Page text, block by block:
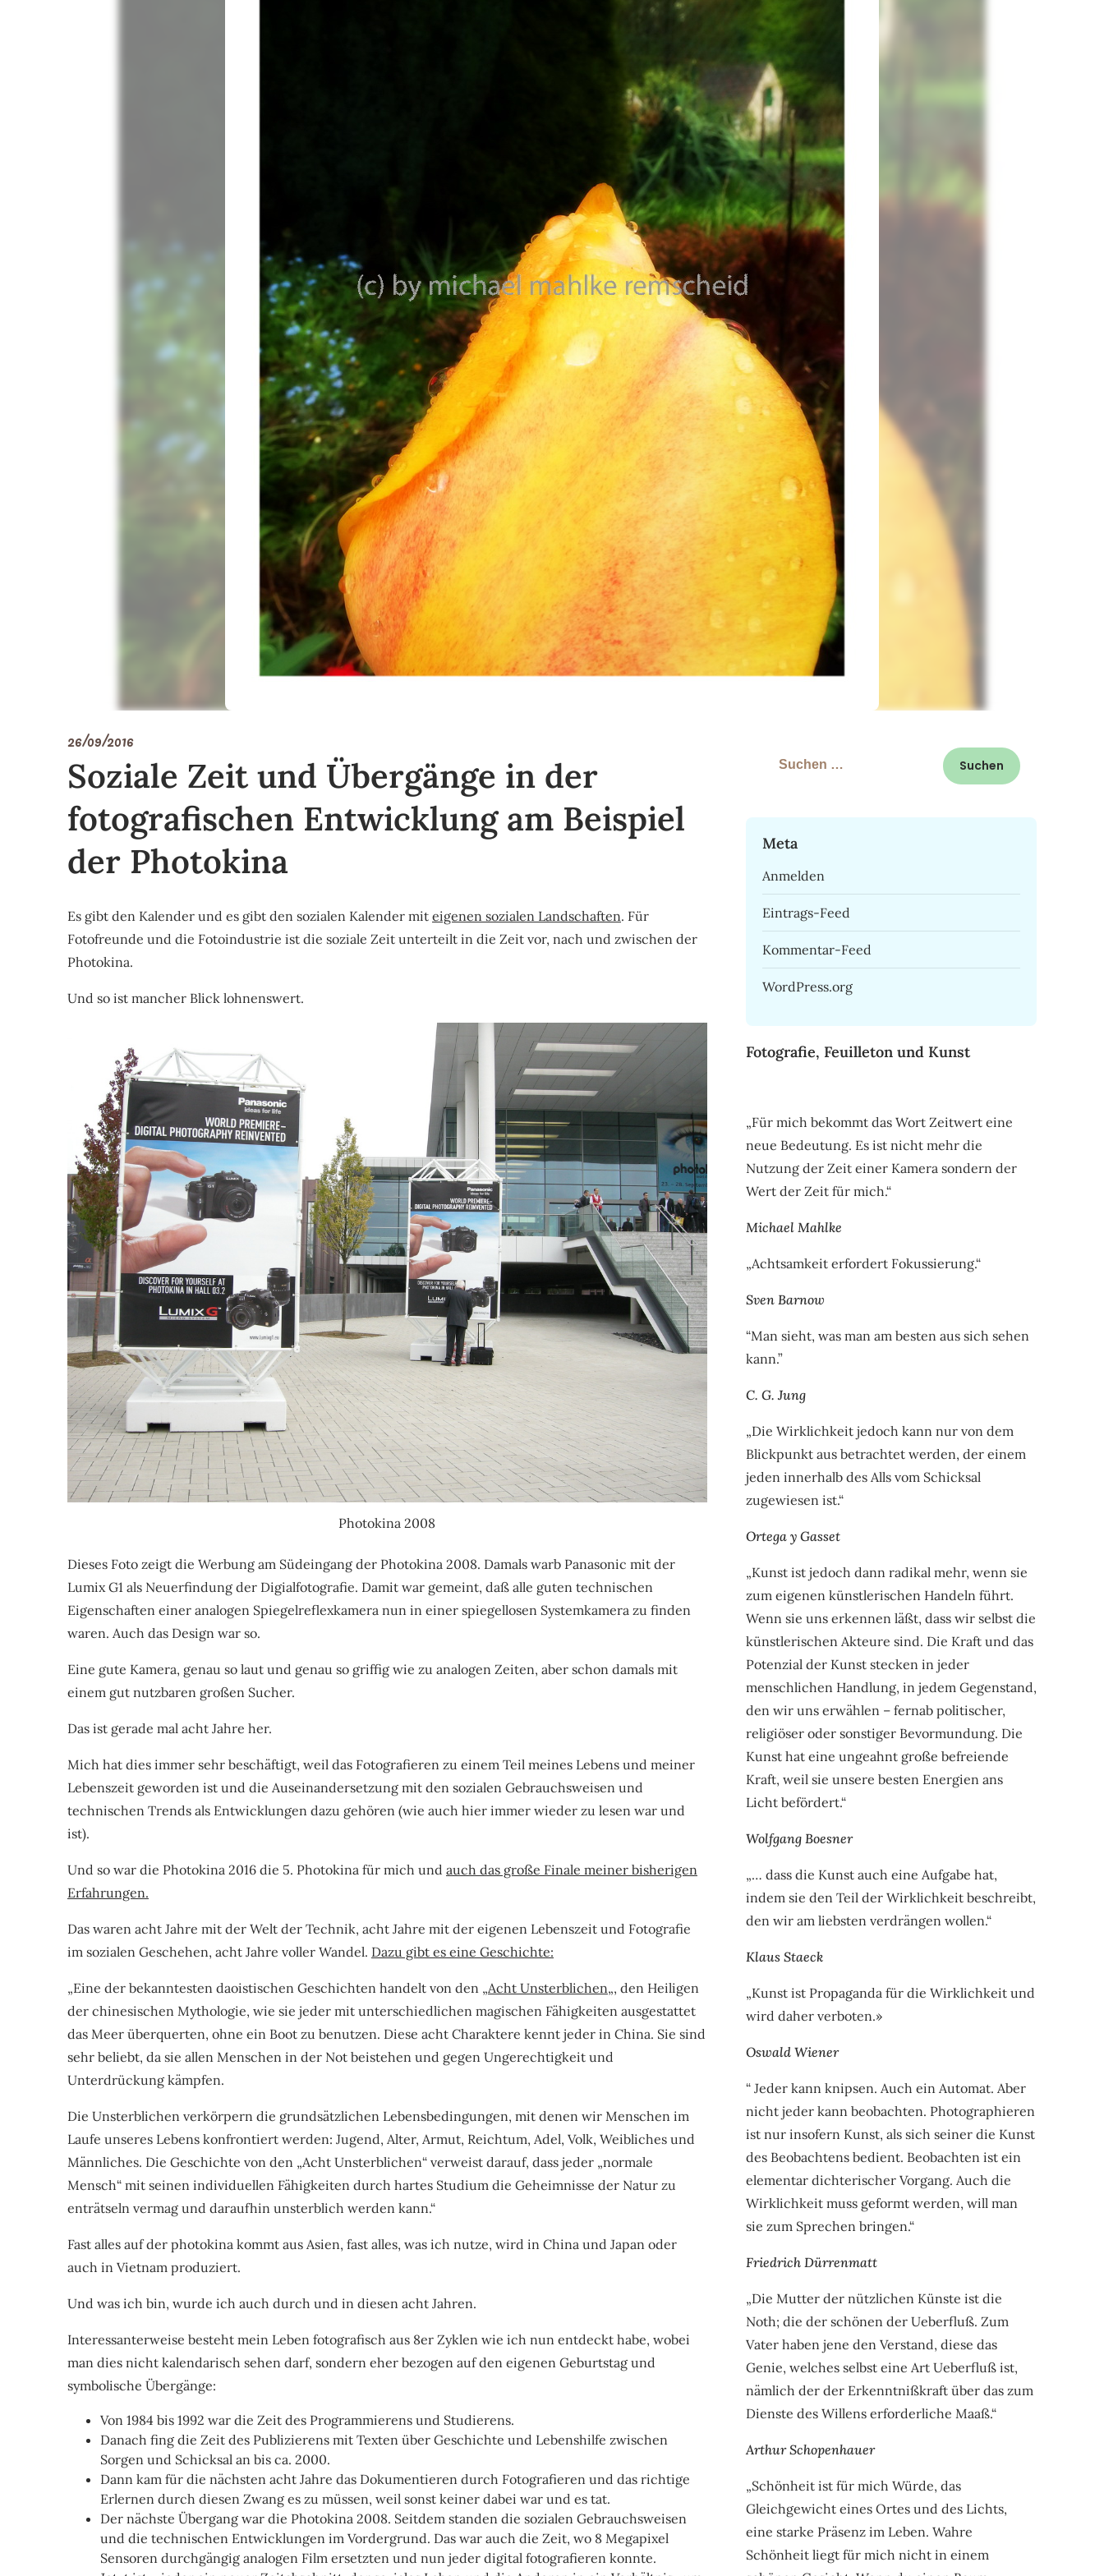
26/09/2016
Soziale Zeit und Übergänge in der
fotografischen Entwicklung am Beispiel
der Photokina
Es gibt den Kalender und es gibt den sozialen Kalender mit eigenen sozialen Landschaften. Für
Fotofreunde und die Fotoindustrie ist die soziale Zeit unterteilt in die Zeit vor, nach und zwischen der
Photokina.
Und so ist mancher Blick lohnenswert.
Photokina 2008
Dieses Foto zeigt die Werbung am Südeingang der Photokina 2008. Damals warb Panasonic mit der
Lumix G1 als Neuerfindung der Digialfotografie. Damit war gemeint, daß alle guten technischen
Eigenschaften einer analogen Spiegelreflexkamera nun in einer spiegellosen Systemkamera zu finden
waren. Auch das Design war so.
Eine gute Kamera, genau so laut und genau so griffig wie zu analogen Zeiten, aber schon damals mit
einem gut nutzbaren großen Sucher.
Das ist gerade mal acht Jahre her.
Mich hat dies immer sehr beschäftigt, weil das Fotografieren zu einem Teil meines Lebens und meiner
Lebenszeit geworden ist und die Auseinandersetzung mit den sozialen Gebrauchsweisen und
technischen Trends als Entwicklungen dazu gehören (wie auch hier immer wieder zu lesen war und
ist).
Und so war die Photokina 2016 die 5. Photokina für mich und auch das große Finale meiner bisherigen
Erfahrungen.
Das waren acht Jahre mit der Welt der Technik, acht Jahre mit der eigenen Lebenszeit und Fotografie
im sozialen Geschehen, acht Jahre voller Wandel. Dazu gibt es eine Geschichte:
„Eine der bekanntesten daoistischen Geschichten handelt von den „Acht Unsterblichen„, den Heiligen
der chinesischen Mythologie, wie sie jeder mit unterschiedlichen magischen Fähigkeiten ausgestattet
das Meer überquerten, ohne ein Boot zu benutzen. Diese acht Charaktere kennt jeder in China. Sie sind
sehr beliebt, da sie allen Menschen in der Not beistehen und gegen Ungerechtigkeit und
Unterdrückung kämpfen.
Die Unsterblichen verkörpern die grundsätzlichen Lebensbedingungen, mit denen wir Menschen im
Laufe unseres Lebens konfrontiert werden: Jugend, Alter, Armut, Reichtum, Adel, Volk, Weibliches und
Männliches. Die Geschichte von den „Acht Unsterblichen“ verweist darauf, dass jeder „normale
Mensch“ mit seinen individuellen Fähigkeiten durch hartes Studium die Geheimnisse der Natur zu
enträtseln vermag und daraufhin unsterblich werden kann.“
Fast alles auf der photokina kommt aus Asien, fast alles, was ich nutze, wird in China und Japan oder
auch in Vietnam produziert.
Und was ich bin, wurde ich auch durch und in diesen acht Jahren.
Interessanterweise besteht mein Leben fotografisch aus 8er Zyklen wie ich nun entdeckt habe, wobei
man dies nicht kalendarisch sehen darf, sondern eher bezogen auf den eigenen Geburtstag und
symbolische Übergänge:
Von 1984 bis 1992 war die Zeit des Programmierens und Studierens.
Danach fing die Zeit des Publizierens mit Texten über Geschichte und Lebenshilfe zwischen
Sorgen und Schicksal an bis ca. 2000.
Dann kam für die nächsten acht Jahre das Dokumentieren durch Fotografieren und das richtige
Erlernen durch diesen Zwang es zu müssen, weil sonst keiner dabei war und es tat.
Der nächste Übergang war die Photokina 2008. Seitdem standen die sozialen Gebrauchsweisen
und die technischen Entwicklungen im Vordergrund. Das war auch die Zeit, wo 8 Megapixel
Sensoren durchgängig analogen Film ersetzten und nun jeder digital fotografieren konnte.
Suchen
Meta
Anmelden
Eintrags-Feed
Kommentar-Feed
WordPress.org
Fotografie, Feuilleton und Kunst
„Für mich bekommt das Wort Zeitwert eine
neue Bedeutung. Es ist nicht mehr die
Nutzung der Zeit einer Kamera sondern der
Wert der Zeit für mich.“
Michael Mahlke
„Achtsamkeit erfordert Fokussierung.“
Sven Barnow
“Man sieht, was man am besten aus sich sehen
kann.”
C. G. Jung
„Die Wirklichkeit jedoch kann nur von dem
Blickpunkt aus betrachtet werden, der einem
jeden innerhalb des Alls vom Schicksal
zugewiesen ist.“
Ortega y Gasset
„Kunst ist jedoch dann radikal mehr, wenn sie
zum eigenen künstlerischen Handeln führt.
Wenn sie uns erkennen läßt, dass wir selbst die
künstlerischen Akteure sind. Die Kraft und das
Potenzial der Kunst stecken in jeder
menschlichen Handlung, in jedem Gegenstand,
den wir uns erwählen – fernab politischer,
religiöser oder sonstiger Bevormundung. Die
Kunst hat eine ungeahnt große befreiende
Kraft, weil sie unsere besten Energien ans
Licht befördert.“
Wolfgang Boesner
„… dass die Kunst auch eine Aufgabe hat,
indem sie den Teil der Wirklichkeit beschreibt,
den wir am liebsten verdrängen wollen.“
Klaus Staeck
„Kunst ist Propaganda für die Wirklichkeit und
wird daher verboten.»
Oswald Wiener
“ Jeder kann knipsen. Auch ein Automat. Aber
nicht jeder kann beobachten. Photographieren
ist nur insofern Kunst, als sich seiner die Kunst
des Beobachtens bedient. Beobachten ist ein
elementar dichterischer Vorgang. Auch die
Wirklichkeit muss geformt werden, will man
sie zum Sprechen bringen.“
Friedrich Dürrenmatt
„Die Mutter der nützlichen Künste ist die
Noth; die der schönen der Ueberfluß. Zum
Vater haben jene den Verstand, diese das
Genie, welches selbst eine Art Ueberfluß ist,
nämlich der der Erkenntnißkraft über das zum
Dienste des Willens erforderliche Maaß.“
Arthur Schopenhauer
„Schönheit ist für mich Würde, das
Gleichgewicht eines Ortes und des Lichts,
eine starke Präsenz im Leben. Wahre
Schönheit liegt für mich nicht in einem